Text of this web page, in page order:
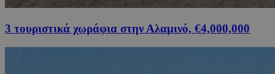
3 τουριστικά χωράφια στην Αλαμινό, €4,000,000